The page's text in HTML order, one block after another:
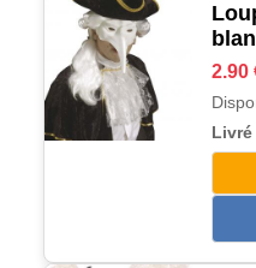
2.90
Livré